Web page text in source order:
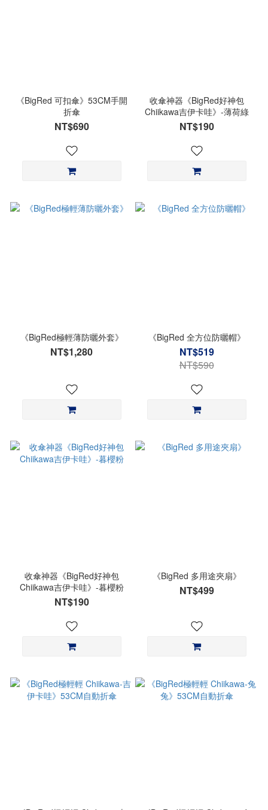
《BigRed 可扣傘》53CM手開
折傘
NT$690
收傘神器《BigRed好神包
Chiikawa吉伊卡哇》-薄荷綠
NT$190
《BigRed極輕薄防曬外套》
NT$1,280
《BigRed 全方位防曬帽》
NT$519
NT$590
收傘神器《BigRed好神包
Chiikawa吉伊卡哇》-暮櫻粉
NT$190
《BigRed 多用途夾扇》
NT$499